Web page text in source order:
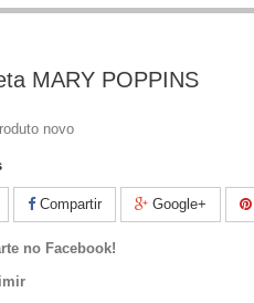
MARY POPPINS
novo
Compartir Google+
no Facebook!